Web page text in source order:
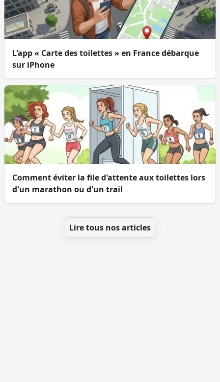
L'app « Carte des toilettes » en France débarque
sur iPhone
Comment éviter la file d'attente aux toilettes lors
d'un marathon ou d'un trail
Lire tous nos articles